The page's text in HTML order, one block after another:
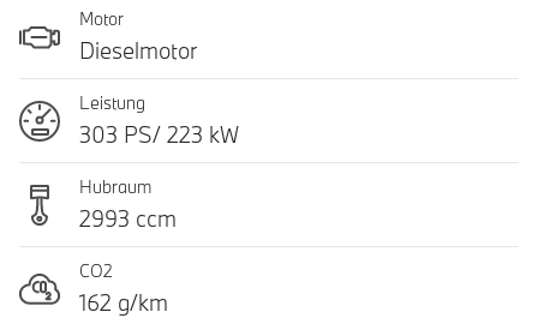
Motor
Dieselmotor
Leistung
303 PS/ 223 kW
Hubraum
2993 ccm
CO2
162 g/km